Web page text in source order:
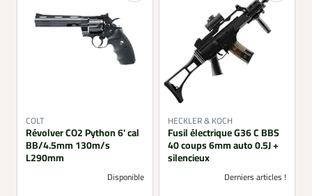
COLT
Révolver CO2 Python 6' cal
BB/4.5mm 130m/s
L290mm
Disponible
HECKLER & KOCH
Fusil électrique G36 C BBS
40 coups 6mm auto 0.5J +
silencieux
Derniers articles !